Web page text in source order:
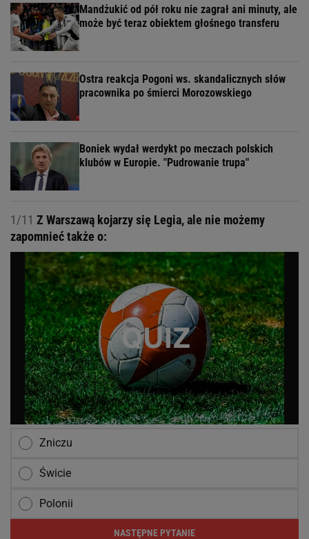
Mandżukić od pół roku nie zagrał ani minuty, ale
może być teraz obiektem głośnego transferu
Ostra reakcja Pogoni ws. skandalicznych słów
pracownika po śmierci Morozowskiego
Boniek wydał werdykt po meczach polskich
klubów w Europie. "Pudrowanie trupa"
1/11 Z Warszawą kojarzy się Legia, ale nie możemy
zapomnieć także o:
Zniczu
Świcie
Polonii
NASTĘPNE PYTANIE